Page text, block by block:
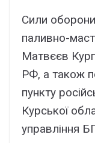
Сили
паливно-
Матвєєв
РФ, а також
пункту
Курської
управління